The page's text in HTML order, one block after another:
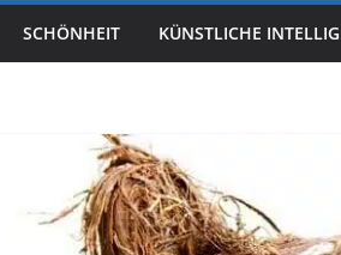
SCHÖNHEIT KÜNSTLICHE